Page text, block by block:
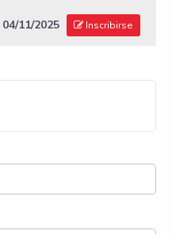
04/11/2025 Inscribirse